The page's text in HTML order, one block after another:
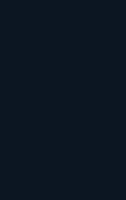
735-51-05 lub